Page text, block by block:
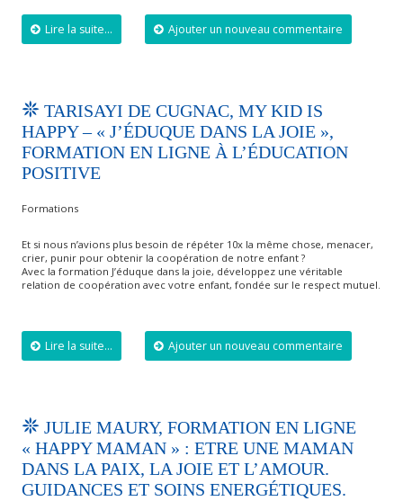
Lire la suite... Ajouter un nouveau commentaire
TARISAYI DE CUGNAC, MY KID IS
HAPPY – « J’ÉDUQUE DANS LA JOIE »,
FORMATION EN LIGNE À L’ÉDUCATION
POSITIVE
Formations
Et si nous n’avions plus besoin de répéter 10x la même chose, menacer,
crier, punir pour obtenir la coopération de notre enfant ?
Avec la formation J’éduque dans la joie, développez une véritable
relation de coopération avec votre enfant, fondée sur le respect mutuel.
Lire la suite... Ajouter un nouveau commentaire
JULIE MAURY, FORMATION EN LIGNE
« HAPPY MAMAN » : ETRE UNE MAMAN
DANS LA PAIX, LA JOIE ET L’AMOUR.
GUIDANCES ET SOINS ENERGÉTIQUES.